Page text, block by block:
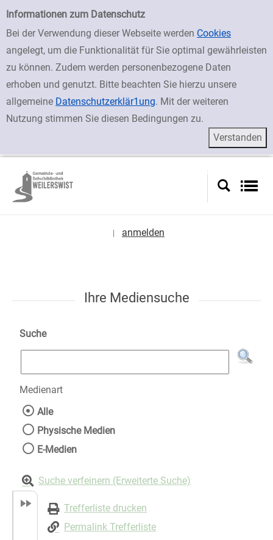
Einfache Suche
Informationen zum Datenschutz
Bei der Verwendung dieser Webseite werden Cookies
angelegt, um die Funktionalität für Sie optimal gewährleisten
zu können. Zudem werden personenbezogene Daten
erhoben und genutzt. Bitte beachten Sie hierzu unsere
allgemeine Datenschutzerklär1ung. Mit der weiteren
Nutzung stimmen Sie diesen Bedingungen zu.
zur Navigation springen
zum Inhalt springen
Zu den Suchfiltern springen
Zur Trefferliste springen
anmelden
Ihre Mediensuche
Suche
Medienart
Wählen Sie die Medienart nach der Sie
Alle
Physische Medien
E-Medien
Suche verfeinern (Erweiterte Suche)
Trefferliste drucken
Permalink Trefferliste